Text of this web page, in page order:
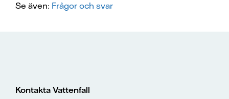
Se även: Frågor och svar
Kontakta Vattenfall